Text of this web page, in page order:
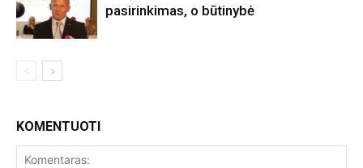
pasirinkimas, o būtinybė
KOMENTUOTI